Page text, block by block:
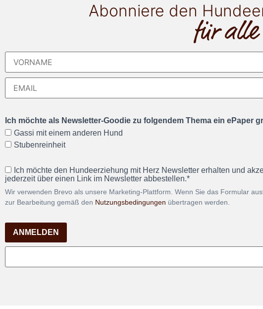
Abonniere den
für alle
Ich möchte als Newsletter-Goodie zu folgendem Thema ein ePaper
Gassi mit einem anderen Hund
Stubenreinheit
Ich möchte den Hundeerziehung mit Herz Newsletter erhalten und
jederzeit über einen Link im Newsletter abbestellen.*
Wir verwenden Brevo als unsere Marketing-Plattform. Wenn Sie das Formular
zur Bearbeitung gemäß den Nutzungsbedingungen übertragen werden.
ANMELDEN